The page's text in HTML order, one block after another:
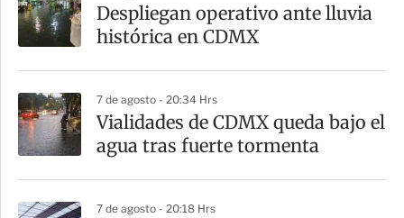
Despliegan operativo ante lluvia
histórica en CDMX
7 de agosto - 20:34 Hrs
Vialidades de CDMX queda bajo el
agua tras fuerte tormenta
7 de agosto - 20:18 Hrs